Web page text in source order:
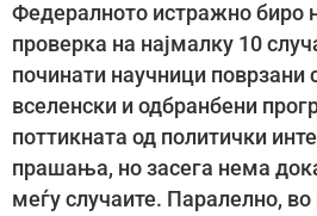
Федералното истражно биро
проверка на најмалку 10
починати научници поврзани
вселенски и одбранбени
поттикната од политички
прашања, но засега нема
меѓу случаите. Паралелно,